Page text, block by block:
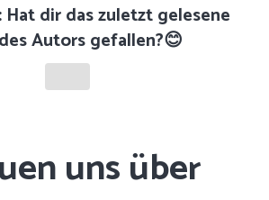
Hat dir das zuletzt gelesene
Autors gefallen?😊